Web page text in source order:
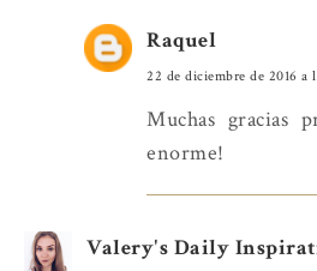
Raquel
22 de diciembre de 2016 a
Muchas gracias
enorme!
Valery's Daily